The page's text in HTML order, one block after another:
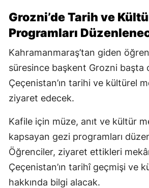
Grozni’de Tarih ve
Programları
Kahramanmaraş’tan giden
süresince başkent Grozni başta
Çeçenistan’ın tarihi ve kültürel
ziyaret edecek.
Kafile için müze, anıt ve kültür
kapsayan gezi programları
Öğrenciler, ziyaret ettikleri
Çeçenistan’ın tarihî geçmişi ve
hakkında bilgi alacak.